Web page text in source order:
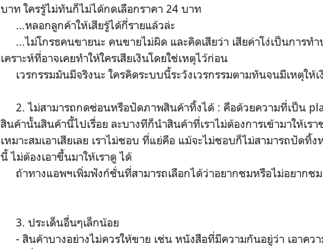
บาท ใครรู้ไม่ทันก็ไม่ได้กดเลือกราคา 24 บาท
...หลอกลูกค้าให้เสียรู้ได้กี่รายแล้วล่ะ
...ไม่โกรธคนขายนะ คนขายไม่ผิด และคิดเสียว่า เสียค่าโง่เป็นการทำ
เคราะห์ที่อาจเคยทำให้ใครเสียเงินโดยใช่เหตุไว้ก่อน
เวรกรรมมันมีจริงนะ ใครคิดระบบนี้ระวังเวรกรรมตามทันจนมีเหตุให้
2. ไม่สามารถกดซ่อนหรือปัดภาพสินค้าทิ้งได้ : คือด้วยความที่เป็น
สินค้านั้นสินค้านี้ไปเรื่อย ละบางทีก็นำสินค้าที่เราไม่ต้องการเข้ามาให้เ
เหมาะสมเอาเสียเลย เราไม่ชอบ ที่แย่คือ แม้จะไม่ชอบก็ไม่สามารถปัดทิ้ง
นี้ ไม่ต้องเอาขึ้นมาให้เราดู ได้
ถ้าทางแอพฯเพิ่มฟังก์ชั่นที่สามารถเลือกได้ว่าอยากชมหรือไม่อยากชม
3. ประเด็นอื่นๆเล็กน้อย
- สินค้าบางอย่างไม่ควรให้ขาย เช่น หนังสือที่มีความกันอยู่ว่า เอาคว